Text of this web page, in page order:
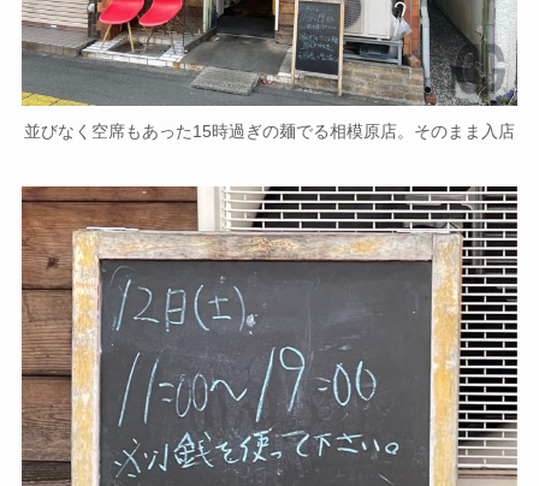
並びなく空席もあった15時過ぎの麺でる相模原店。そのまま入店